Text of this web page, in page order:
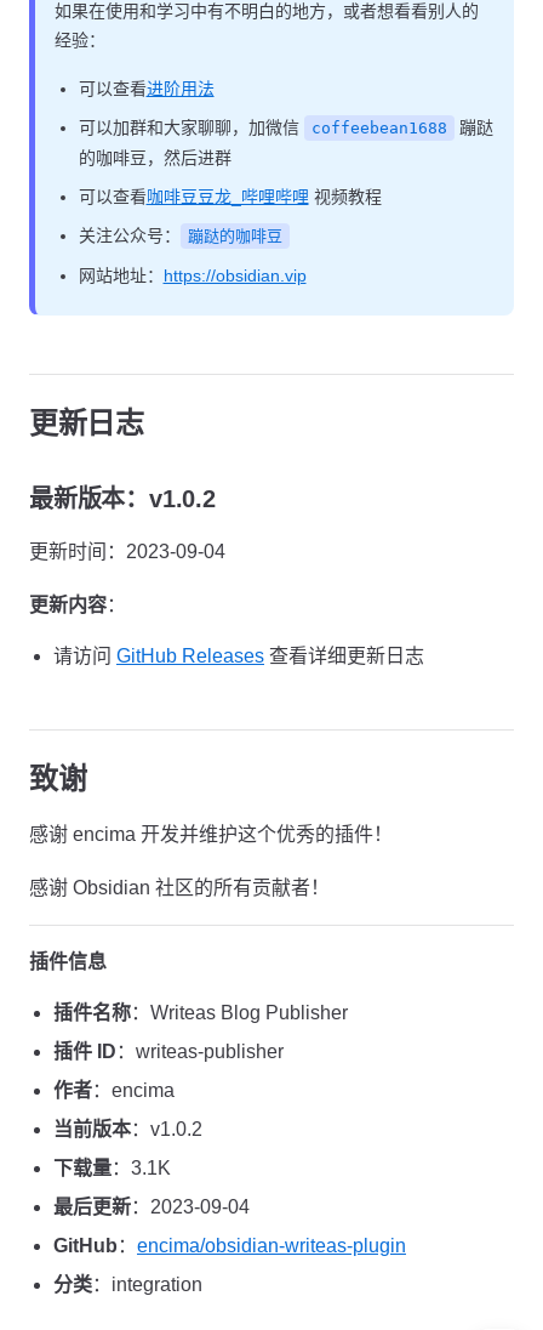
如果在使用和学习中有不明白的地方，或者想看看别人的
经验：
可以查看进阶用法
可以加群和大家聊聊，加微信
coffeebean1688
蹦跶
的咖啡豆，然后进群
可以查看咖啡豆豆龙_哔哩哔哩 视频教程
关注公众号：
蹦跶的咖啡豆
网站地址： https://obsidian.vip
更新日志
最新版本：v1.0.2
更新时间：2023-09-04
更新内容：
请访问 GitHub Releases 查看详细更新日志
致谢
感谢 encima 开发并维护这个优秀的插件！
感谢 Obsidian 社区的所有贡献者！
插件信息
插件名称：Writeas Blog Publisher
插件 ID ：writeas-publisher
作者：encima
当前版本：v1.0.2
下载量：3.1K
最后更新：2023-09-04
GitHub ： encima/obsidian-writeas-plugin
分类：integration